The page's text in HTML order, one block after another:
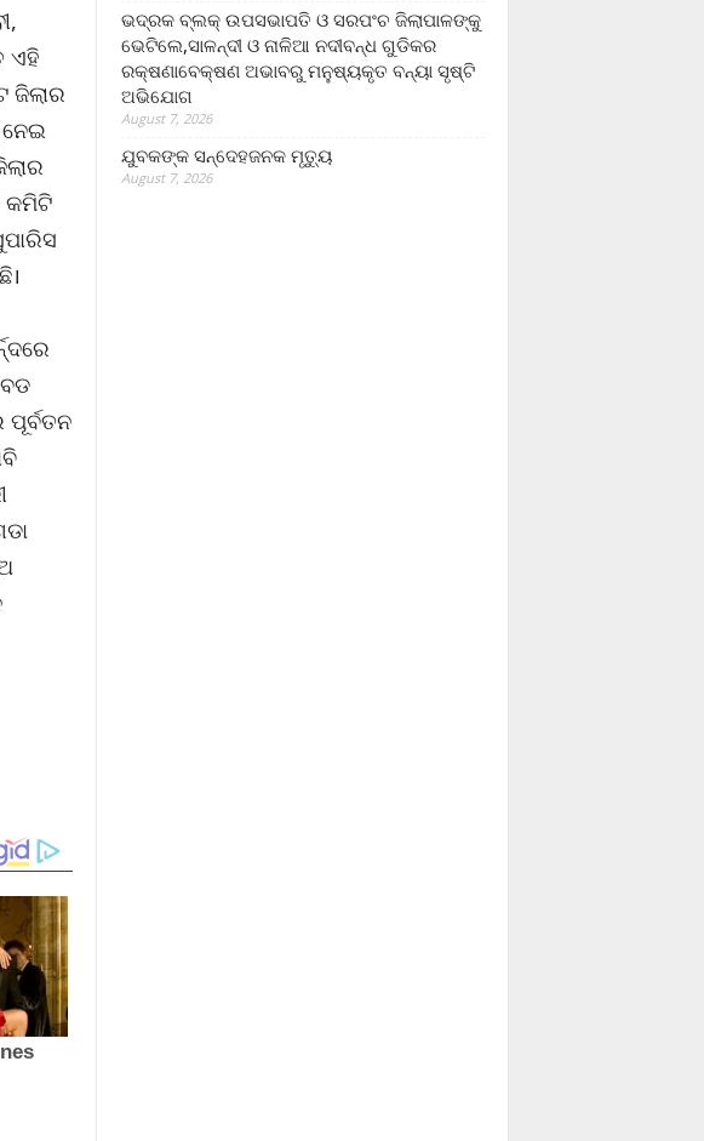
ଏହି
ଜିଲାର
କମିଟି
ଭଦ୍ରକ ବ୍ଲକ୍ ଉପସଭାପତି ଓ ସରପଂଚ ଜିଲାପାଳଙ୍କୁ
ଭେଟିଲେ,ସାଳନ୍ଦୀ ଓ ନାଳିଆ ନଦୀବନ୍ଧ ଗୁଡିକର
ରକ୍ଷଣାବେକ୍ଷଣ ଅଭାବରୁ ମନୁଷ୍ୟକୃତ ବନ୍ୟା ସୃଷ୍ଟି
ଅଭିଯୋଗ
August 7, 2026
ଯୁବକଙ୍କ ସନ୍ଦେହଜନକ ମୃତ୍ୟୁ
August 7, 2026